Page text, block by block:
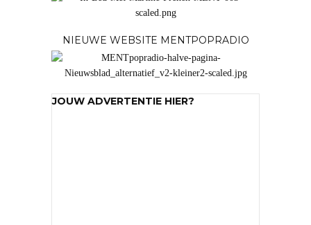
NIEUWE WEBSITE MENTPOPRADIO
JOUW ADVERTENTIE HIER?